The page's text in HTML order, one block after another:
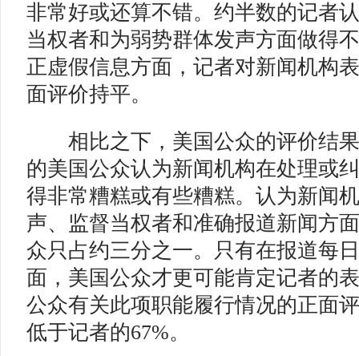
非常好或还算不错。约半数的记者
当权者和为弱势群体发声方面做得
正虚假信息方面，记者对新闻机构
面评价持平。
相比之下，美国公众的评价结果
的美国公众认为新闻机构在处理或
得非常糟糕或有些糟糕。认为新闻
声、监督当权者和准确报道新闻方
众只占约三分之一。只有在报道每
面，美国公众才更可能肯定记者的
公众有关此项职能履行情况的正面
低于记者的67%。